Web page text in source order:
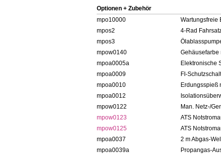
Optionen + Zubehör
mpo10000
Wartungsfreie
mpos2
4-Rad
mpos3
mpow0140
Gehäusefarbe
mpoa0005a
Elektronische
mpoa0009
FI-
mpoa0010
Erdungsspieß
mpoa0012
mpow0122
Man. Netz-/
mpow0123
ATS
mpow0125
ATS
mpoa0037
2 m Abgas-
mpoa0039a
Propangas-